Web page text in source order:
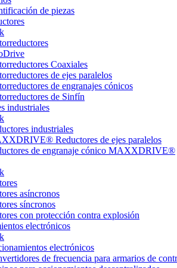
de piezas
Coaxiales
de ejes paralelos
de engranajes cónicos
de Sinfín
industriales
industriales
Reductores de ejes paralelos
de engranaje cónico MAXXDRIVE®
asíncronos
síncronos
con protección contra explosión
electrónicos
electrónicos
de frecuencia para armarios de